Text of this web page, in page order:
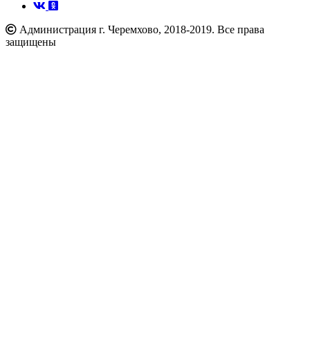
Администрация г. Черемхово, 2018-2019. Все права
защищены